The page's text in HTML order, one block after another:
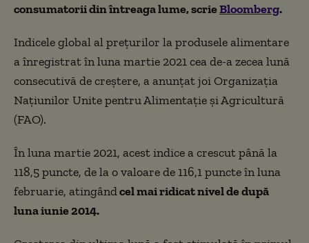
consumatorii din întreaga lume, scrieBloomberg.
Indicele global al preţurilor la produsele alimentare
a înregistrat în luna martie 2021 cea de-a zecea lună
consecutivă de creştere, a anunţat joi Organizaţia
Naţiunilor Unite pentru Alimentaţie şi Agricultură
(FAO).
În luna martie 2021, acest indice a crescut până la
118,5 puncte, de la o valoare de 116,1 puncte în luna
februarie, atingândcel mai ridicat nivel de după
luna iunie 2014.